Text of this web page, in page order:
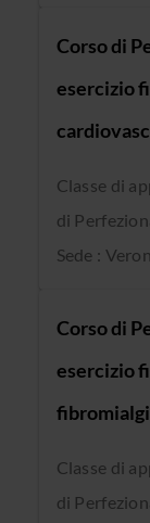
Corso di
esercizio
Classe di
di
Sede :
Corso di
esercizio
Classe di
di